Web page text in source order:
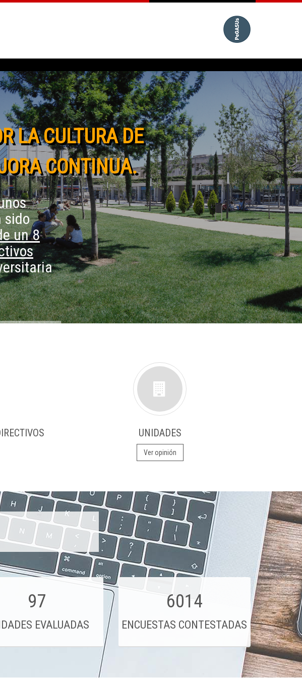
LA CULTURA DE
CONTINUA.
sido
un 8
UNIDADES
Ver opinión
97
EVALUADAS
6014
ENCUESTAS CONTESTADAS